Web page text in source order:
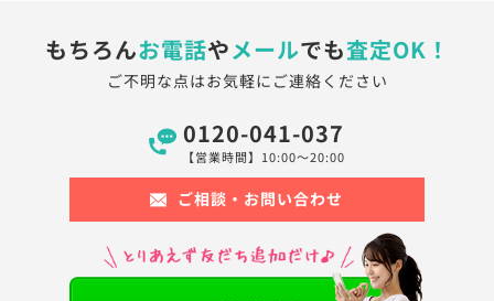
もちろんお電話やメールでも査定OK！
ご不明な点はお気軽にご連絡ください
0120-041-037
【営業時間】10:00〜20:00
ご相談・お問い合わせ